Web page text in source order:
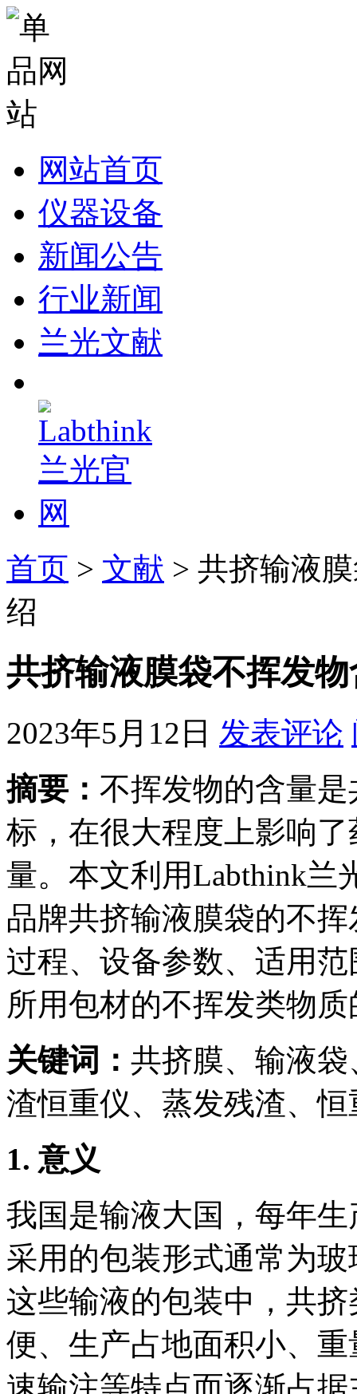
网站首页
仪器设备
新闻公告
行业新闻
兰光文献
首页 > 文献 > 共挤输液
绍
共挤输液膜袋不挥发
2023年5月12日 发表评论
摘要： 不挥发物的含量
标，在很大程度上影响
量。本文利用Labthink兰
品牌共挤输液膜袋的不
过程、设备参数、适用
所用包材的不挥发类物
关键词： 共挤膜、输液
渣恒重仪、蒸发残渣、恒
1. 意义
我国是输液大国，每年
采用的包装形式通常为
这些输液的包装中，共
便、生产占地面积小、
速输注等特点而逐渐占